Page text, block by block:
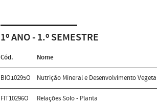
1º ANO - 1.º SEMESTRE
Cód. Nome
BIO10295O Nutrição Mineral e Desenvolvimento
FIT10296O Relações Solo - Planta